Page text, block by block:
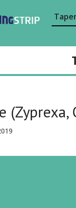
(Zyprexa,